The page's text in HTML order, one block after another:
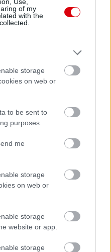
of my
with the
storage
on web or
to be sent to
purposes.
me
storage
on web or
storage
website or app.
storage